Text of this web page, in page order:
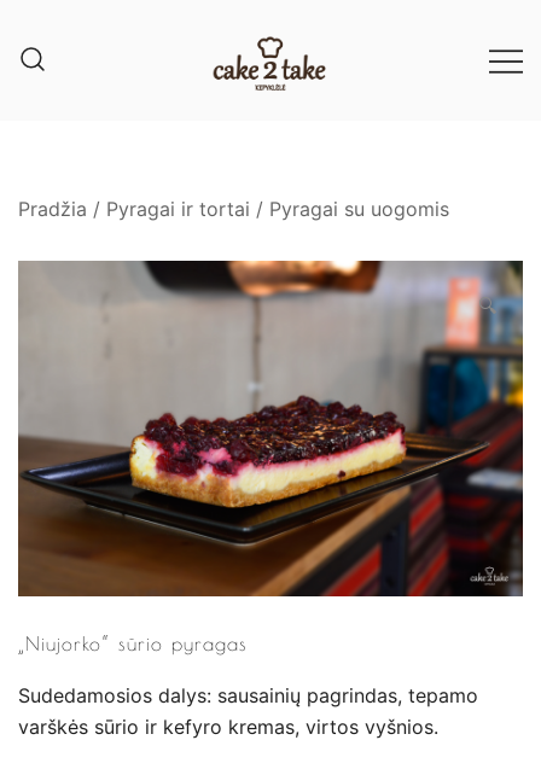
Pradžia / Pyragai ir tortai / Pyragai su uogomis
🔍
„Niujorko“ sūrio pyragas
Sudedamosios dalys: sausainių pagrindas, tepamo
varškės sūrio ir kefyro kremas, virtos vyšnios.